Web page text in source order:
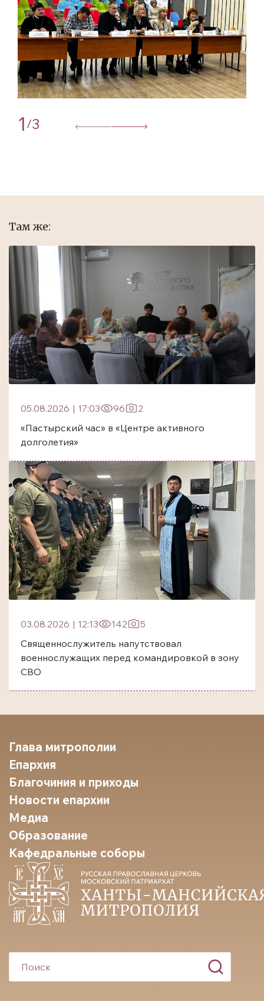
1 /3
Там же:
05.08.2026 | 17:03 96
2
«Пастырский час» в «Центре активного
долголетия»
03.08.2026 | 12:13 142
5
Священнослужитель напутствовал
военнослужащих перед командировкой в зону
СВО
Глава митрополии
Епархия
Благочиния и приходы
Новости епархии
Медиа
Образование
Кафедральные соборы